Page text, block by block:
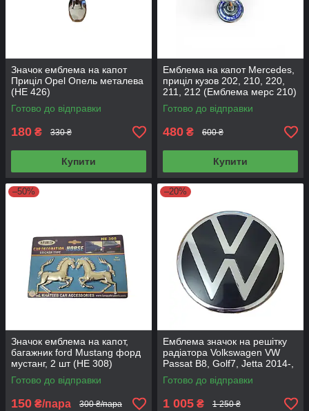
Значок емблема на капот
Приціл Opel Опель металева
(НЕ 426)
Готово до відправки
180 ₴ 330 ₴
Купити
Емблема на капот Mercedes,
приціл кузов 202, 210, 220,
211, 212 (Емблема мерс 210)
Готово до відправки
480 ₴ 600 ₴
Купити
–50%
Значок емблема на капот,
багажник ford Mustang форд
мустанг, 2 шт (НЕ 308)
Готово до відправки
150 ₴/пара 300 ₴/пара
–20%
Емблема значок на решітку
радіатора Volkswagen VW
Passat B8, Golf7, Jetta 2014-,
138 мм 2GM 853 601F
Готово до відправки
1 005 ₴ 1 250 ₴